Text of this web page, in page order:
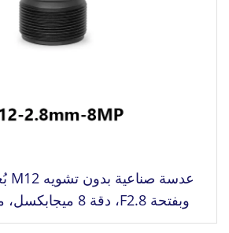
درجة، للتنسيق 1/2.3"